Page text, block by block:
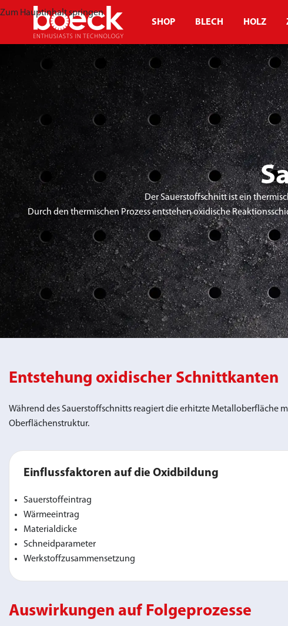
Zum Hauptinhalt springen
SHOP
BLECH HOLZ
Der Sauerstoffschnitt ist ein
Durch den thermischen Prozess entstehen oxidische
Entstehung oxidischer Schnittkanten
Während des Sauerstoffschnitts reagiert die erhitzte Metalloberfläche
Oberflächenstruktur.
Einflussfaktoren auf die Oxidbildung
Sauerstoffeintrag
Wärmeeintrag
Materialdicke
Schneidparameter
Werkstoffzusammensetzung
Auswirkungen auf Folgeprozesse